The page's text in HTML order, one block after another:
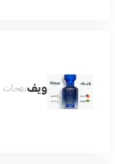
ويفنفحات